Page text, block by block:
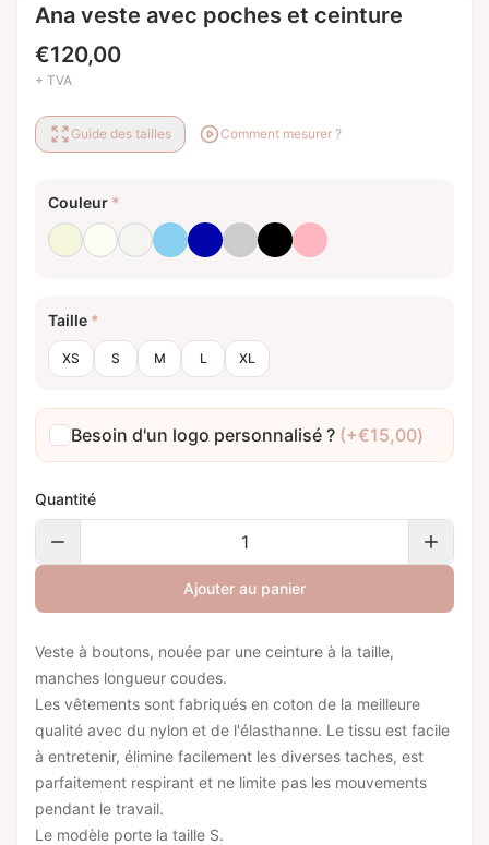
Ana veste avec poches et ceinture
€120,00
+ TVA
Guide des tailles Comment mesurer ?
Couleur *
BeigeBlanc laiteux
Blanc optique
Bleu bébé
Bleu royal
Gris clair
Noir Rose clair
Taille *
XS S M L XL
Besoin d'un logo personnalisé ? (+€15,00)
Quantité
Ajouter au panier
Veste à boutons, nouée par une ceinture à la taille,
manches longueur coudes.
Les vêtements sont fabriqués en coton de la meilleure
qualité avec du nylon et de l'élasthanne. Le tissu est facile
à entretenir, élimine facilement les diverses taches, est
parfaitement respirant et ne limite pas les mouvements
pendant le travail.
Le modèle porte la taille S.